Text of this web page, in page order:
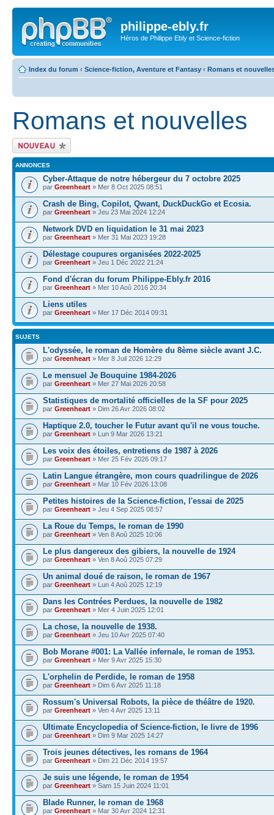
philippe-ebly.fr
Héros de Philippe Ebly et Science-fiction
Index du forum ‹ Science-fiction, Aventure et Fantasy ‹ Romans et
Romans et nouvelles
Écrire un nouveau
sujet
ANNONCES
Cyber-Attaque de notre hébergeur du 7 octobre 2025
par Greenheart » Mer 8 Oct 2025 08:51
Crash de Bing, Copilot, Qwant, DuckDuckGo et Ecosia.
par Greenheart » Jeu 23 Mai 2024 12:24
Network DVD en liquidation le 31 mai 2023
par Greenheart » Mer 31 Mai 2023 19:28
Délestage coupures organisées 2022-2025
par Greenheart » Jeu 1 Déc 2022 21:24
Fond d'écran du forum Philippe-Ebly.fr 2016
par Greenheart » Mer 10 Aoû 2016 20:34
Liens utiles
par Greenheart » Mer 17 Déc 2014 09:31
SUJETS
L'odyssée, le roman de Homère du 8ème siècle avant J.C.
par Greenheart » Mer 8 Juil 2026 12:29
Le mensuel Je Bouquine 1984-2026
par Greenheart » Mer 27 Mai 2026 20:58
Statistiques de mortalité officielles de la SF pour 2025
par Greenheart » Dim 26 Avr 2026 08:02
Haptique 2.0, toucher le Futur avant qu'il ne vous touche.
par Greenheart » Lun 9 Mar 2026 13:21
Les voix des étoiles, entretiens de 1987 à 2026
par Greenheart » Mer 25 Fév 2026 09:17
Latin Langue étrangère, mon cours quadrilingue de 2026
par Greenheart » Mar 10 Fév 2026 13:08
Petites histoires de la Science-fiction, l'essai de 2025
par Greenheart » Jeu 4 Sep 2025 08:57
La Roue du Temps, le roman de 1990
par Greenheart » Ven 8 Aoû 2025 10:06
Le plus dangereux des gibiers, la nouvelle de 1924
par Greenheart » Ven 8 Aoû 2025 07:29
Un animal doué de raison, le roman de 1967
par Greenheart » Lun 4 Aoû 2025 12:19
Dans les Contrées Perdues, la nouvelle de 1982
par Greenheart » Mer 4 Juin 2025 12:01
La chose, la nouvelle de 1938.
par Greenheart » Jeu 10 Avr 2025 07:40
Bob Morane #001: La Vallée infernale, le roman de 1953.
par Greenheart » Mer 9 Avr 2025 15:30
L'orphelin de Perdide, le roman de 1958
par Greenheart » Dim 6 Avr 2025 11:18
Rossum's Universal Robots, la pièce de théâtre de 1920.
par Greenheart » Ven 4 Avr 2025 13:11
Ultimate Encyclopedia of Science-fiction, le livre de 1996
par Greenheart » Dim 9 Mar 2025 14:27
Trois jeunes détectives, les romans de 1964
par Greenheart » Dim 21 Déc 2014 19:57
Je suis une légende, le roman de 1954
par Greenheart » Sam 15 Juin 2024 11:01
Blade Runner, le roman de 1968
par Greenheart » Mar 30 Avr 2024 12:31